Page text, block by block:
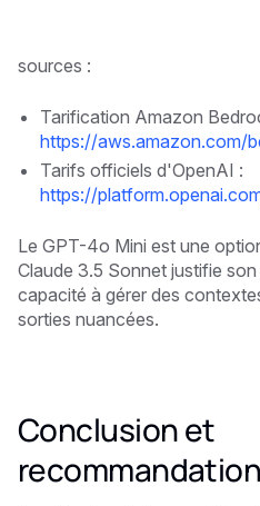
sources :
Tarification Amazon
https://aws.amazon.com/
Tarifs officiels d'OpenAI :
https://
Le GPT-4o Mini est une
Claude 3.5 Sonnet justifie
capacité à gérer des
sorties nuancées.
Conclusion et